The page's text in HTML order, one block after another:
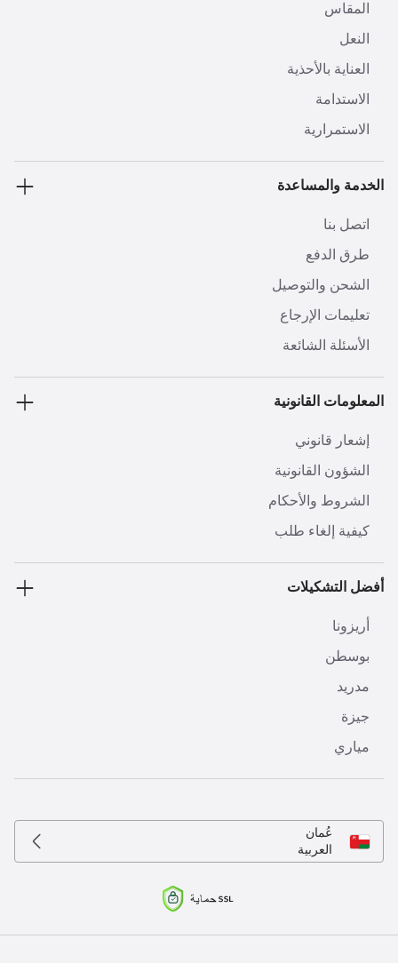
المقاس
النعل
العناية بالأحذية
الاستدامة
الاستمرارية
الخدمة والمساعدة
اتصل بنا
طرق الدفع
الشحن والتوصيل
تعليمات الإرجاع
الأسئلة الشائعة
المعلومات القانونية
إشعار قانوني
الشؤون القانونية
الشروط والأحكام
كيفية إلغاء طلب
أفضل التشكيلات
أريزونا
بوسطن
مدريد
جيزة
مياري
عُمان
العربية